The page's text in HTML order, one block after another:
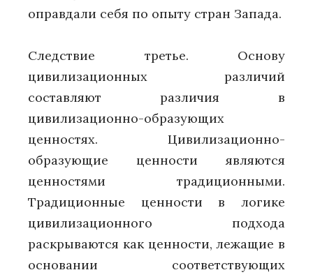
оправдали себя по опыту стран Запада.
Следствие третье. Основу
цивилизационных различий
составляют различия в
цивилизационно-образующих
ценностях. Цивилизационно-
образующие ценности являются
ценностями традиционными.
Традиционные ценности в логике
цивилизационного подхода
раскрываются как ценности, лежащие в
основании соответствующих